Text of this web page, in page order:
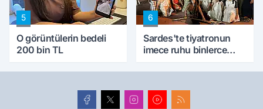
5
O görüntülerin bedeli
200 bin TL
6
Sardes'te tiyatronun
imece ruhu binlerce